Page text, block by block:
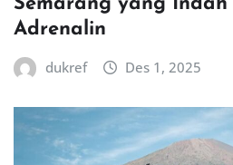
Adrenalin
dukref Des 1, 2025